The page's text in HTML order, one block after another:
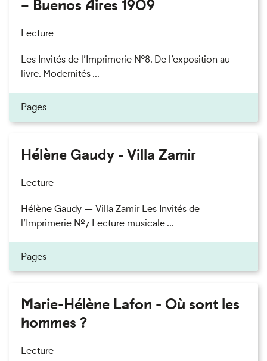
– Buenos Aires 1909
Lecture
Les Invités de l’Imprimerie n°8. De l’exposition au
livre. Modernités ...
Pages
Hélène Gaudy - Villa Zamir
Lecture
Hélène Gaudy — Villa Zamir Les Invités de
l’Imprimerie n°7 Lecture musicale ...
Pages
Marie-Hélène Lafon - Où sont les
hommes ?
Lecture